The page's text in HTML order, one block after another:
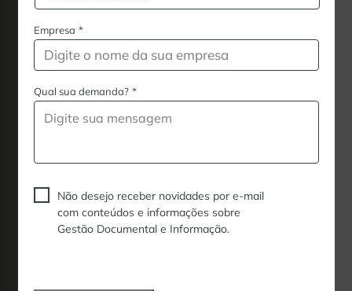
Empresa *
Qual sua demanda? *
Não desejo receber novidades por e-mail
com conteúdos e informações sobre
Gestão Documental e Informação.